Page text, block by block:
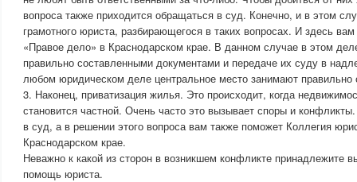
вопроса также приходится обращаться в суд. Конечно, и в этом
грамотного юриста, разбирающегося в таких вопросах. И здесь
«Правое дело» в Краснодарском крае. В данном случае в этом
правильно составленными документами и передаче их суду в
любом юридическом деле центральное место занимают правильно
3. Наконец, приватизация жилья. Это происходит, когда
становится частной. Очень часто это вызывает споры и
в суд, а в решении этого вопроса вам также поможет Коллегия
Краснодарском крае.
Неважно к какой из сторон в возникшем конфликте принадлежите
помощь юриста.